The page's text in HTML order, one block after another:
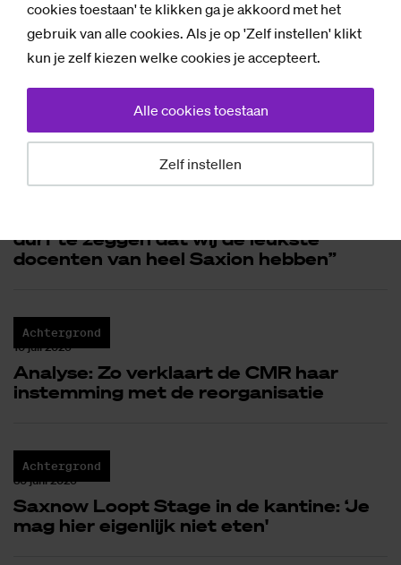
cookies toestaan' te klikken ga je akkoord met het
gebruik van alle cookies. Als je op 'Zelf instellen' klikt
kun je zelf kiezen welke cookies je accepteert.
Zelf instellen
Alle cookies toestaan
Achtergrond
15 juli 2026
Hoe student Miguel illegaal werd, toen
weer legaal, slaagde én mislukte, maar
straks toch weg moet
durf te zeggen dat wij de leukste
docenten van heel Saxion hebben”
Achtergrond
10 juli 2026
Analyse: Zo verklaart de CMR haar
instemming met de reorganisatie
Achtergrond
30 juni 2026
Saxnow Loopt Stage in de kantine: ‘Je
mag hier eigenlijk niet eten'